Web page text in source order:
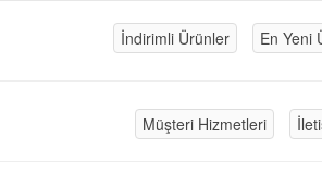
İndirimli Ürünler En Yeni
Müşteri Hizmetleri